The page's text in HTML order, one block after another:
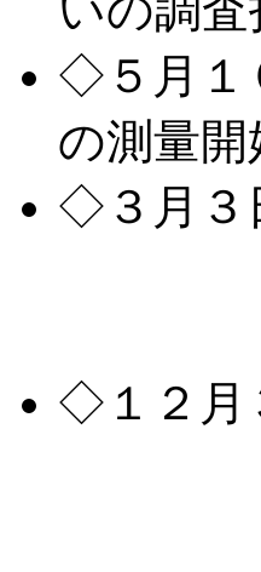
◇５月１
の測量開
◇３月
◇１２月